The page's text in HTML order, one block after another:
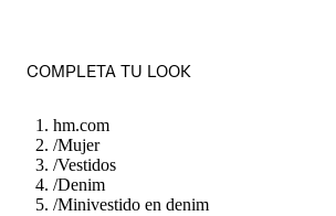
COMPLETA TU LOOK
hm.com
/Mujer
/Vestidos
/Denim
/Minivestido en denim